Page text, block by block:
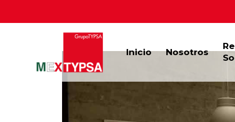
Inicio Nosotros